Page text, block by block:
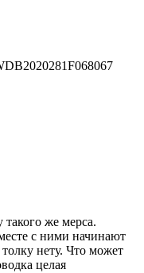
же мерса.
с ними начинают
нету. Что может
целая